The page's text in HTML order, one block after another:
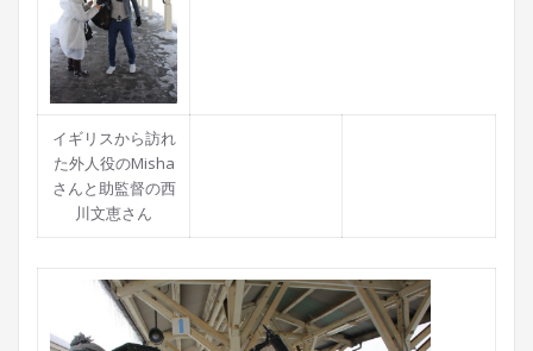
イギリスから訪れ
た外人役のMisha
さんと助監督の西
川文恵さん